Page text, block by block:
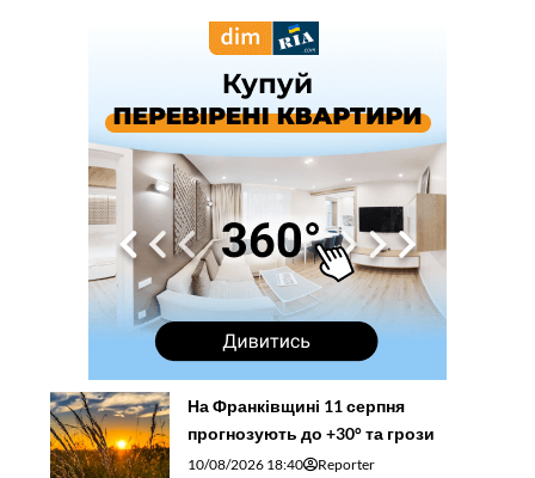
На Франківщині 11 серпня
прогнозують до +30° та грози
10/08/2026 18:40 Reporter